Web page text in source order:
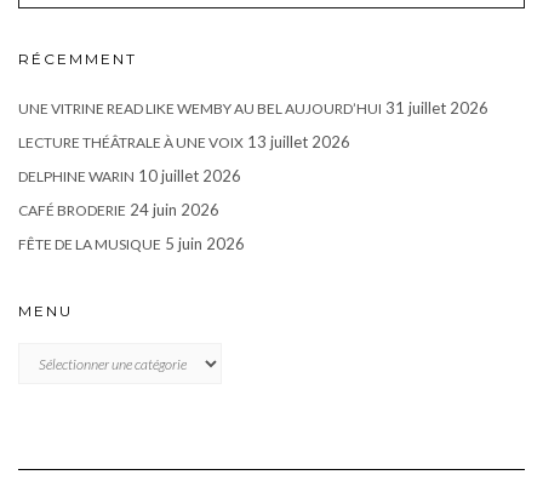
RÉCEMMENT
UNE VITRINE READ LIKE WEMBY AU BEL AUJOURD’HUI 31 juillet 2026
LECTURE THÉÂTRALE À UNE VOIX 13 juillet 2026
DELPHINE WARIN 10 juillet 2026
CAFÉ BRODERIE 24 juin 2026
FÊTE DE LA MUSIQUE 5 juin 2026
MENU